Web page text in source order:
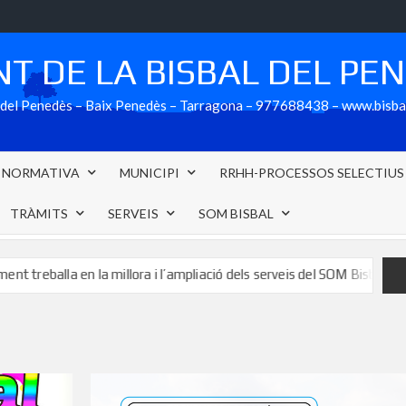
DE LA BISBAL DEL
Penedès – Baix Penedès – Tarragona – 977688438 –
NORMATIVA MUNICIPI RRHH-PROCESSOS SELECTIUS
TRÀMITS SERVEIS SOM BISBAL
la millora i l’ampliació dels serveis del SOM Bisbal